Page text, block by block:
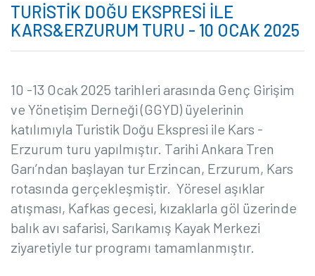
TURİSTİK DOĞU EKSPRESİ İLE
KARS&ERZURUM TURU - 10 OCAK 2025
10 -13 Ocak 2025 tarihleri arasında Genç Girişim
ve Yönetişim Derneği (GGYD) üyelerinin
katılımıyla Turistik Doğu Ekspresi ile Kars -
Erzurum turu yapılmıştır. Tarihi Ankara Tren
Garı’ndan başlayan tur Erzincan, Erzurum, Kars
rotasında gerçekleşmiştir. Yöresel aşıklar
atışması, Kafkas gecesi, kızaklarla göl üzerinde
balık avı safarisi, Sarıkamış Kayak Merkezi
ziyaretiyle tur programı tamamlanmıştır.